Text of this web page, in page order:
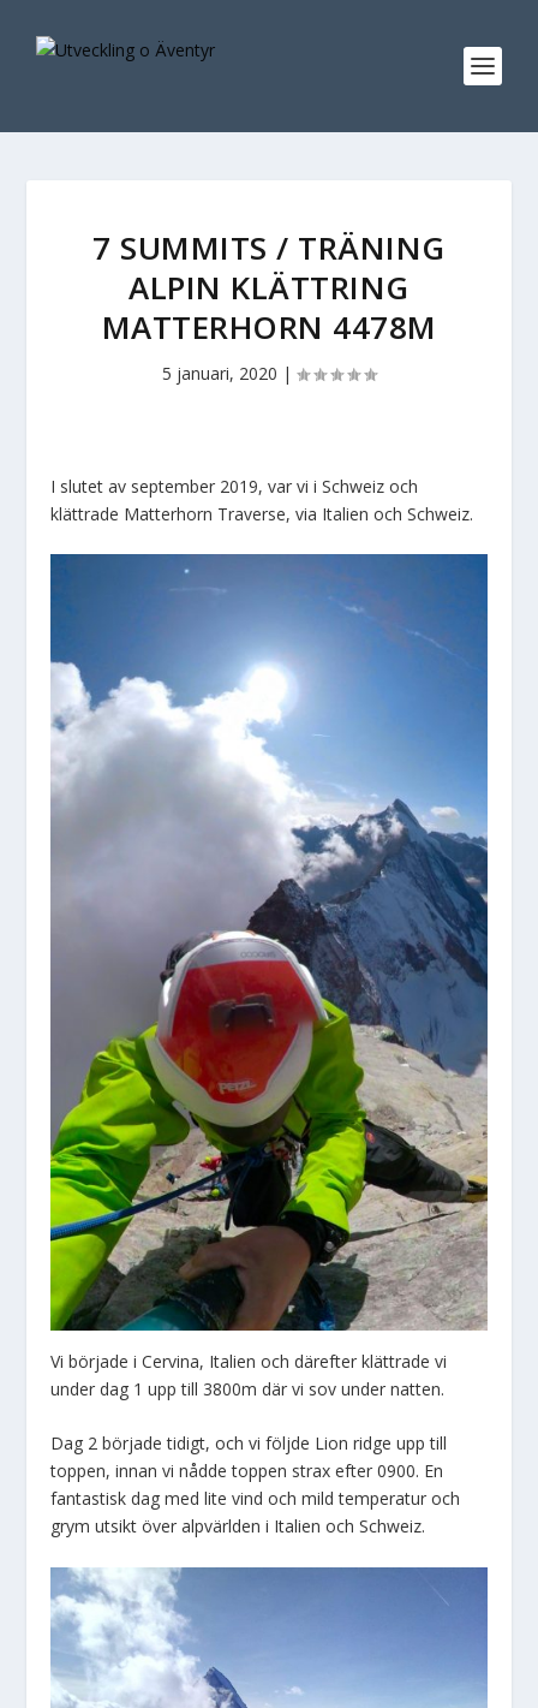
7 SUMMITS / TRÄNING
ALPIN KLÄTTRING
MATTERHORN 4478M
5 januari, 2020 |
I slutet av september 2019, var vi i Schweiz och
klättrade Matterhorn Traverse, via Italien och Schweiz.
Vi började i Cervina, Italien och därefter klättrade vi
under dag 1 upp till 3800m där vi sov under natten.
Dag 2 började tidigt, och vi följde Lion ridge upp till
toppen, innan vi nådde toppen strax efter 0900. En
fantastisk dag med lite vind och mild temperatur och
grym utsikt över alpvärlden i Italien och Schweiz.